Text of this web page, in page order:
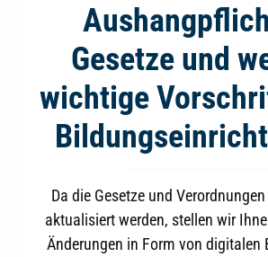
Gesetze und
wichtige
Da die Gesetze und
aktualisiert werden, stellen wir
Änderungen in Form von digitalen